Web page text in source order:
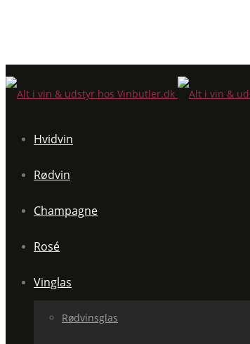
Hvidvin
Rødvin
Champagne
Rosé
Vinglas
Rødvinsglas